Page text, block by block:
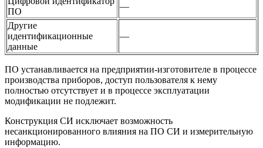
ПО
—
Другие
идентификационные
данные
—
ПО устанавливается на предприятии-изготовителе в процессе
производства приборов, доступ пользователя к нему
полностью отсутствует и в процессе эксплуатации
модификации не подлежит.
Конструкция СИ исключает возможность
несанкционированного влияния на ПО СИ и измерительную
информацию.